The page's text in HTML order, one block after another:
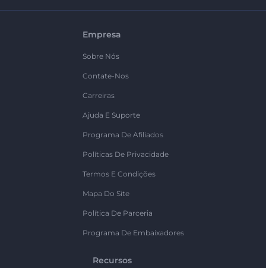
Empresa
Sobre Nós
Contate-Nos
Carreiras
Ajuda E Suporte
Programa De Afiliados
Políticas De Privacidade
Termos E Condições
Mapa Do Site
Política De Parceria
Programa De Embaixadores
Recursos